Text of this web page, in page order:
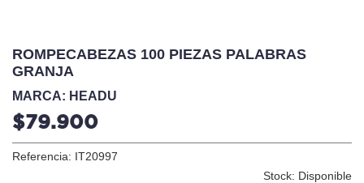
ROMPECABEZAS 100 PIEZAS PALABRAS
GRANJA
MARCA: HEADU
$79.900
Referencia: IT20997
Stock: Disponible